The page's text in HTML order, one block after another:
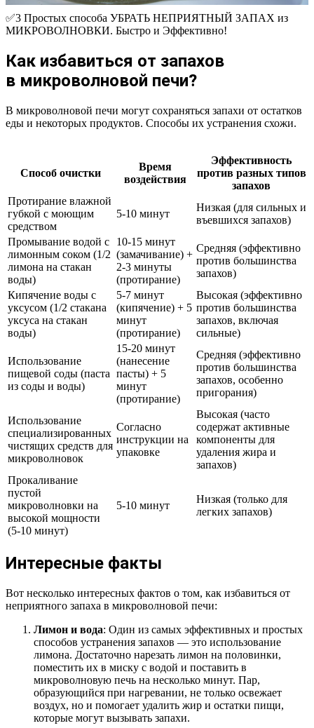
✅3 Простых способа УБРАТЬ НЕПРИЯТНЫЙ ЗАПАХ из
МИКРОВОЛНОВКИ. Быстро и Эффективно!
Как избавиться от запахов
в микроволновой печи?
В микроволновой печи могут сохраняться запахи от остатков
еды и некоторых продуктов. Способы их устранения схожи.
Способ очистки
Время
воздействия
Эффективность
против разных типов
запахов
Протирание влажной
губкой с моющим
средством
5-10 минут
Низкая (для сильных и
въевшихся запахов)
Промывание водой с
лимонным соком (1/2
лимона на стакан
воды)
10-15 минут
(замачивание) +
2-3 минуты
(протирание)
Средняя (эффективно
против большинства
запахов)
Кипячение воды с
уксусом (1/2 стакана
уксуса на стакан
воды)
5-7 минут
(кипячение) + 5
минут
(протирание)
Высокая (эффективно
против большинства
запахов, включая
сильные)
Использование
пищевой соды (паста
из соды и воды)
15-20 минут
(нанесение
пасты) + 5
минут
(протирание)
Средняя (эффективно
против большинства
запахов, особенно
пригорания)
Использование
специализированных
чистящих средств для
микроволновок
Согласно
инструкции на
упаковке
Высокая (часто
содержат активные
компоненты для
удаления жира и
запахов)
Прокаливание
пустой
микроволновки на
высокой мощности
(5-10 минут)
5-10 минут
Низкая (только для
легких запахов)
Интересные факты
Вот несколько интересных фактов о том, как избавиться от
неприятного запаха в микроволновой печи:
Лимон и вода: Один из самых эффективных и простых
способов устранения запахов — это использование
лимона. Достаточно нарезать лимон на половинки,
поместить их в миску с водой и поставить в
микроволновую печь на несколько минут. Пар,
образующийся при нагревании, не только освежает
воздух, но и помогает удалить жир и остатки пищи,
которые могут вызывать запахи.